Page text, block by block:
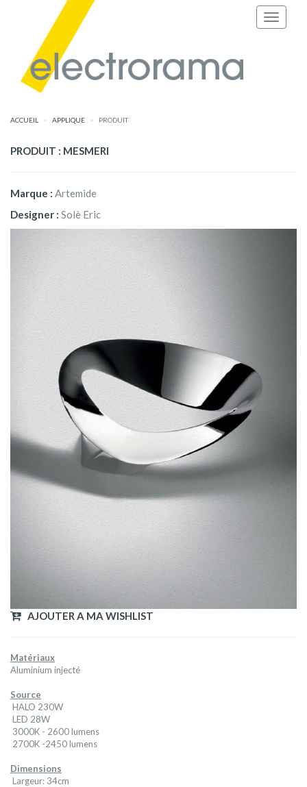
ACCUEIL APPLIQUE PRODUIT
PRODUIT : MESMERI
Marque : Artemide
Designer : Solè Eric
AJOUTER A MA WISHLIST
Matériaux
Aluminium injecté
Source
HALO 230W
LED 28W
3000K - 2600 lumens
2700K -2450 lumens
Dimensions
Largeur: 34cm